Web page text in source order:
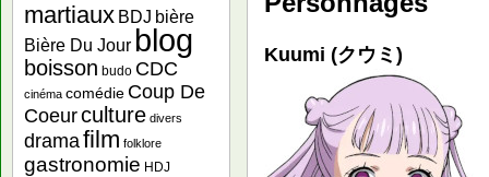
Kuumi (クウミ)
martiaux BDJ bière
Bière Du Jour blog
boisson budo CDC
cinéma comédie Coup De
Coeurculture divers
dramafilm folklore
gastronomie HDJ